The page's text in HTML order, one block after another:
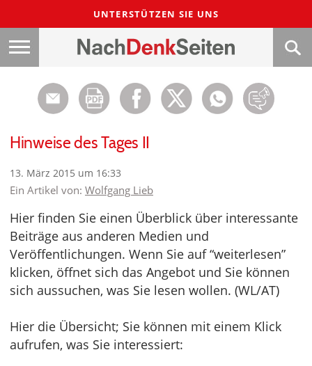
UNTERSTÜTZEN SIE UNS
Hinweise des Tages II
13. März 2015 um 16:33
Ein Artikel von: Wolfgang Lieb
Hier finden Sie einen Überblick über interessante
Beiträge aus anderen Medien und
Veröffentlichungen. Wenn Sie auf “weiterlesen”
klicken, öffnet sich das Angebot und Sie können
sich aussuchen, was Sie lesen wollen. (WL/AT)
Hier die Übersicht; Sie können mit einem Klick
aufrufen, was Sie interessiert: